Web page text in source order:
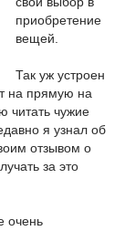
приобретение
вещей.
Так уж устроен
на прямую на
читать чужие
я узнал об
отзывом о
за это
очень